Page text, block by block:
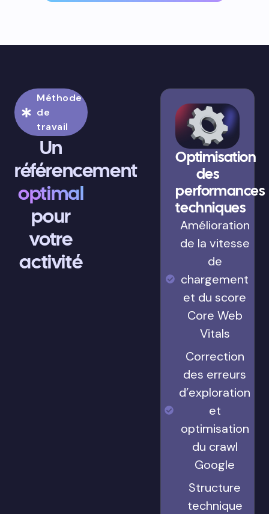
Méthode
de
travail
Un
référencement
optimal
pour
votre
activité
Optimisation
des
performances
techniques
Amélioration
de la vitesse
de
chargement
et du score
Core Web
Vitals
Correction
des erreurs
d’exploration
et
optimisation
du crawl
Google
Structure
technique